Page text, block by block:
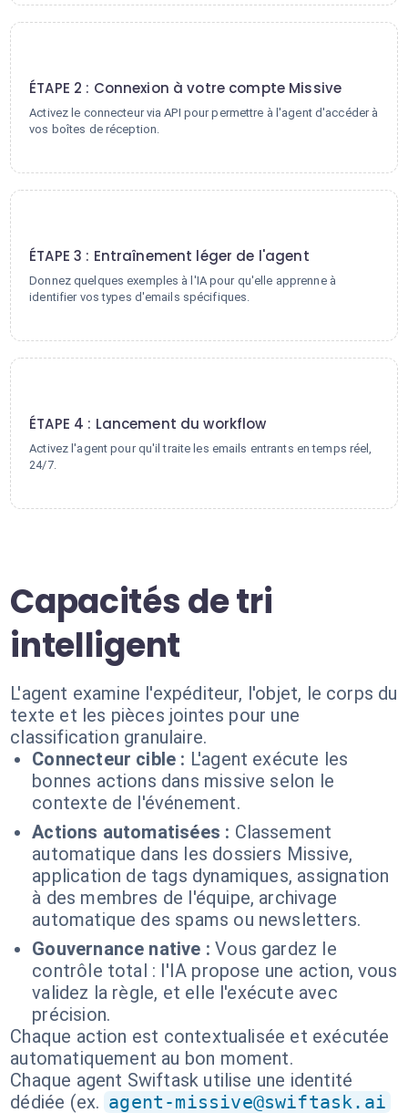
ÉTAPE 2 : Connexion à votre compte Missive
Activez le connecteur via API pour permettre à l'agent d'accéder à
vos boîtes de réception.
ÉTAPE 3 : Entraînement léger de l'agent
Donnez quelques exemples à l'IA pour qu'elle apprenne à
identifier vos types d'emails spécifiques.
ÉTAPE 4 : Lancement du workflow
Activez l'agent pour qu'il traite les emails entrants en temps réel,
24/7.
Capacités de tri
intelligent
L'agent examine l'expéditeur, l'objet, le corps du
texte et les pièces jointes pour une
classification granulaire.
Connecteur cible : L'agent exécute les
bonnes actions dans missive selon le
contexte de l'événement.
Actions automatisées : Classement
automatique dans les dossiers Missive,
application de tags dynamiques, assignation
à des membres de l'équipe, archivage
automatique des spams ou newsletters.
Gouvernance native : Vous gardez le
contrôle total : l'IA propose une action, vous
validez la règle, et elle l'exécute avec
précision.
Chaque action est contextualisée et exécutée
automatiquement au bon moment.
Chaque agent Swiftask utilise une identité
dédiée (ex. agent-missive@swiftask.ai